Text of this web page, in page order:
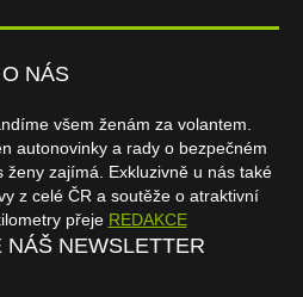
O NÁS
všem ženám za volantem.
autonovinky a rady o bezpečném
zajímá. Exkluzivně u nás také
z celé ČR a soutěže o atraktivní
přeje REDAKCE
NÁŠ NEWSLETTER